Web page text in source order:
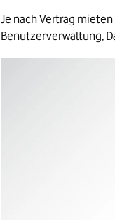
Je nach Vertrag
Benutzerverwaltung,